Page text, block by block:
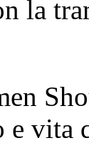
la
e vita